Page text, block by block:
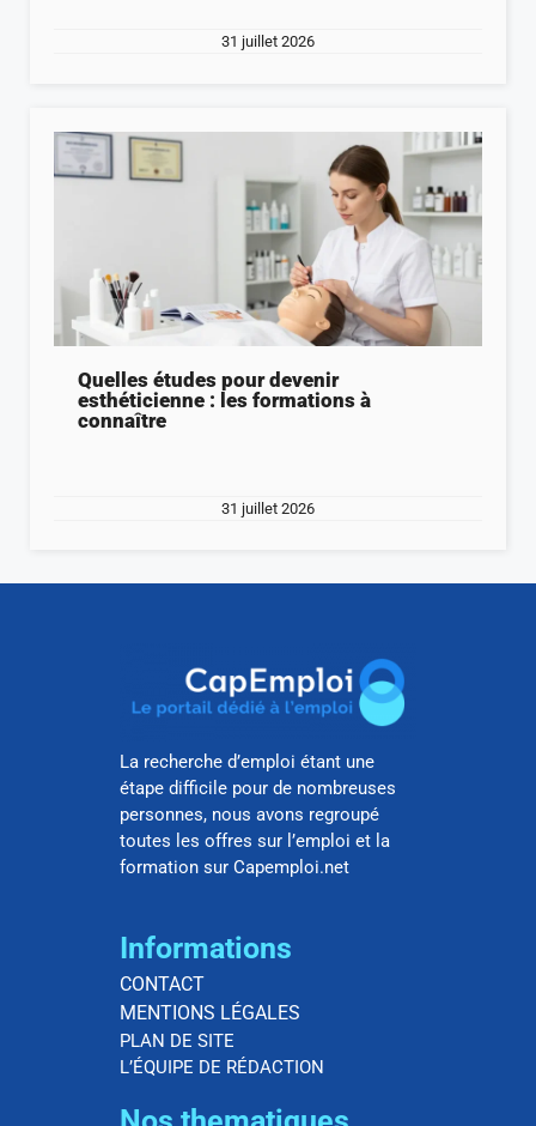
31 juillet 2026
Quelles études pour devenir
esthéticienne : les formations à
connaître
31 juillet 2026
La recherche d’emploi étant une
étape difficile pour de nombreuses
personnes, nous avons regroupé
toutes les offres sur l’emploi et la
formation sur Capemploi.net
Informations
CONTACT
MENTIONS LÉGALES
PLAN DE SITE
L’ÉQUIPE DE RÉDACTION